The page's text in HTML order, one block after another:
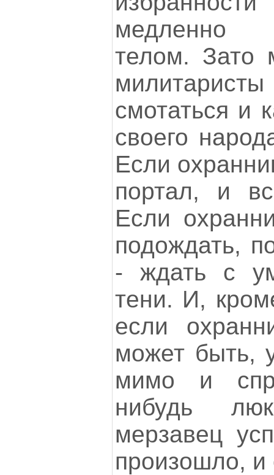
медленно
телом.
смотаться и
своего
Если
портал, и
Если
подождать,
- ждать с
тени. И,
если
может быть,
мимо и
нибудь
мерзавец
произошло, и